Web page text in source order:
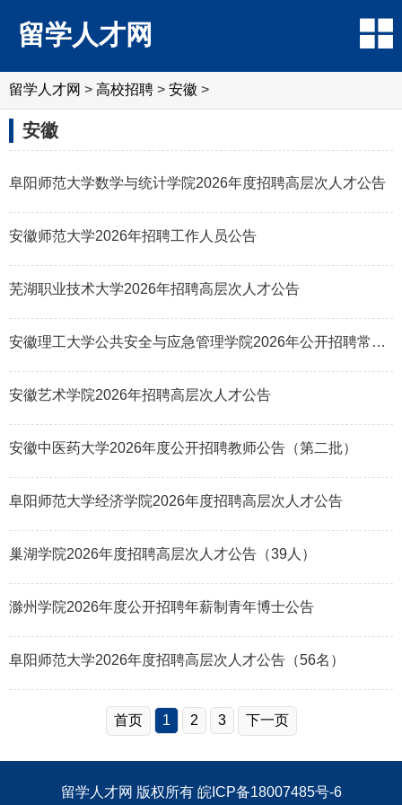
留学人才网
留学人才网 > 高校招聘 > 安徽 >
安徽
阜阳师范大学数学与统计学院2026年度招聘高层次人才公告
安徽师范大学2026年招聘工作人员公告
芜湖职业技术大学2026年招聘高层次人才公告
安徽理工大学公共安全与应急管理学院2026年公开招聘常务副院长公告
安徽艺术学院2026年招聘高层次人才公告
安徽中医药大学2026年度公开招聘教师公告（第二批）
阜阳师范大学经济学院2026年度招聘高层次人才公告
巢湖学院2026年度招聘高层次人才公告（39人）
滁州学院2026年度公开招聘年薪制青年博士公告
阜阳师范大学2026年度招聘高层次人才公告（56名）
首页 1 2 3 下一页
留学人才网 版权所有 皖ICP备18007485号-6